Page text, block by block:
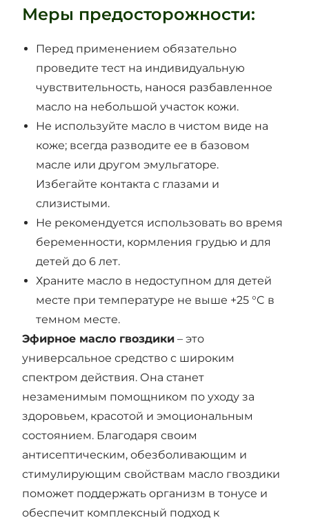
Меры предосторожности:
Перед применением обязательно
проведите тест на индивидуальную
чувствительность, нанося разбавленное
масло на небольшой участок кожи.
Не используйте масло в чистом виде на
коже; всегда разводите ее в базовом
масле или другом эмульгаторе.
Избегайте контакта с глазами и
слизистыми.
Не рекомендуется использовать во время
беременности, кормления грудью и для
детей до 6 лет.
Храните масло в недоступном для детей
месте при температуре не выше +25 °C в
темном месте.
Эфирное масло гвоздики – это
универсальное средство с широким
спектром действия. Она станет
незаменимым помощником по уходу за
здоровьем, красотой и эмоциональным
состоянием. Благодаря своим
антисептическим, обезболивающим и
стимулирующим свойствам масло гвоздики
поможет поддержать организм в тонусе и
обеспечит комплексный подход к